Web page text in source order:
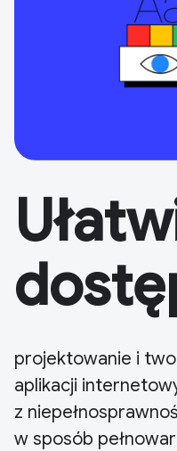
projektowanie i
aplikacji
z
w sposób